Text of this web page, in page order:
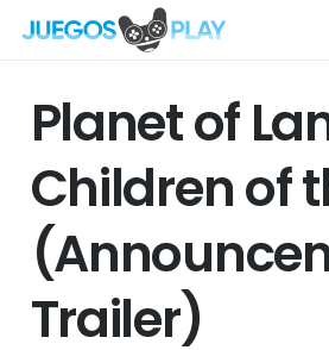
Planet of
Children of
Trailer)